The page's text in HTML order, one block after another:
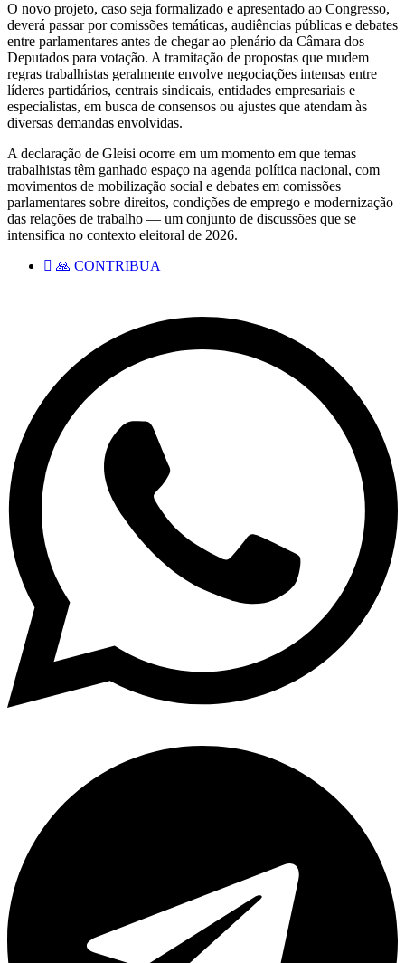
O novo projeto, caso seja formalizado e apresentado ao Congresso,
deverá passar por comissões temáticas, audiências públicas e debates
entre parlamentares antes de chegar ao plenário da Câmara dos
Deputados para votação. A tramitação de propostas que mudem
regras trabalhistas geralmente envolve negociações intensas entre
líderes partidários, centrais sindicais, entidades empresariais e
especialistas, em busca de consensos ou ajustes que atendam às
diversas demandas envolvidas.
A declaração de Gleisi ocorre em um momento em que temas
trabalhistas têm ganhado espaço na agenda política nacional, com
movimentos de mobilização social e debates em comissões
parlamentares sobre direitos, condições de emprego e modernização
das relações de trabalho — um conjunto de discussões que se
intensifica no contexto eleitoral de 2026.
🙏 CONTRIBUA